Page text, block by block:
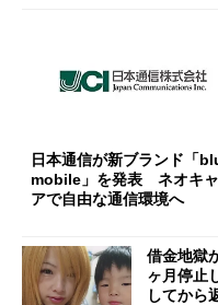
日本通信が新ブランド「
mobile」を発表 ネオキャ
アで自由な通信環境へ
借金地獄
ヶ月停止
してから